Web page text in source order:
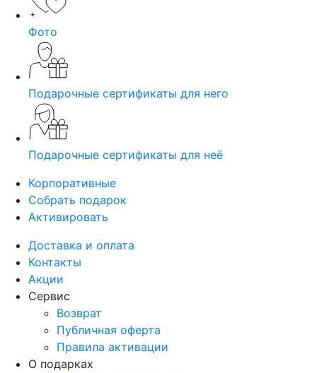
Фото
Подарочные сертификаты для него
Подарочные сертификаты для неё
Корпоративные
Собрать подарок
Активировать
Доставка и оплата
Контакты
Акции
Сервис
Возврат
Публичная оферта
Правила активации
О подарках